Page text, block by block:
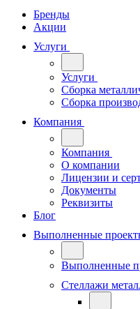
Бренды
Акции
Услуги
Услуги
Сборка
Сборка
Компания
Компания
О компании
Лицензии и
Документы
Реквизиты
Блог
Выполненные
Выполненные
Стеллажи